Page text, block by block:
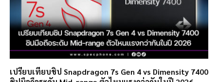
เปรียบเทียบชิป Snapdragon 7s Gen 4 vs Dimensity 7400